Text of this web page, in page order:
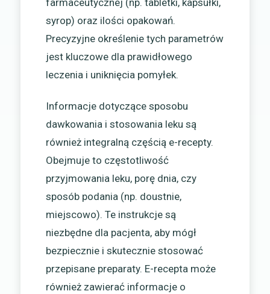
farmaceutycznej (np. tabletki, kapsułki,
syrop) oraz ilości opakowań.
Precyzyjne określenie tych parametrów
jest kluczowe dla prawidłowego
leczenia i uniknięcia pomyłek.
Informacje dotyczące sposobu
dawkowania i stosowania leku są
również integralną częścią e-recepty.
Obejmuje to częstotliwość
przyjmowania leku, porę dnia, czy
sposób podania (np. doustnie,
miejscowo). Te instrukcje są
niezbędne dla pacjenta, aby mógł
bezpiecznie i skutecznie stosować
przepisane preparaty. E-recepta może
również zawierać informacje o